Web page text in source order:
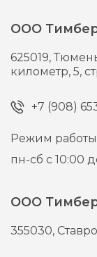
ООО
625019,
километр, 5,
+7 (908)
Режим
пн-сб с 10:00
ООО
355030,